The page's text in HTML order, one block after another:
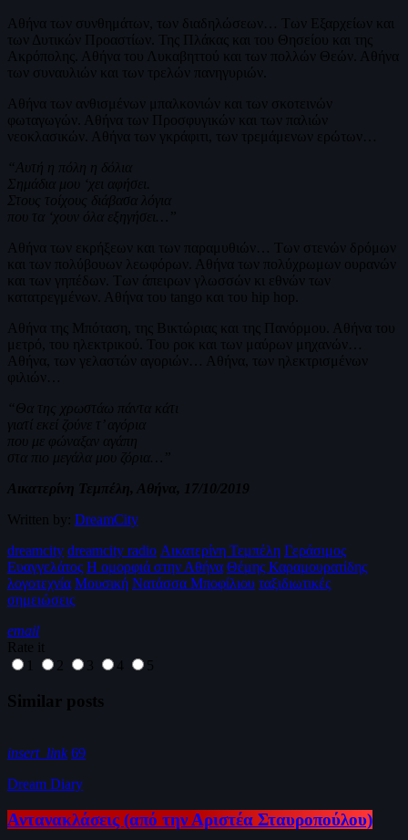
Αθήνα των συνθημάτων, των διαδηλώσεων… Των Εξαρχείων και
των Δυτικών Προαστίων. Της Πλάκας και του Θησείου και της
Ακρόπολης. Αθήνα του Λυκαβηττού και των πολλών Θεών. Αθήνα
των συναυλιών και των τρελών πανηγυριών.
Αθήνα των ανθισμένων μπαλκονιών και των σκοτεινών
φωταγωγών. Αθήνα των Προσφυγικών και των παλιών
νεοκλασικών. Αθήνα των γκράφιτι, των τρεμάμενων ερώτων…
“Αυτή η πόλη η δόλια
Σημάδια μου ‘χει αφήσει.
Στους τοίχους διάβασα λόγια
που τα ‘χουν όλα εξηγήσει…”
Αθήνα των εκρήξεων και των παραμυθιών… Των στενών δρόμων
και των πολύβουων λεωφόρων. Αθήνα των πολύχρωμων ουρανών
και των γηπέδων. Των άπειρων γλωσσών κι εθνών των
κατατρεγμένων. Αθήνα του tango και του hip hop.
Αθήνα της Μπόταση, της Βικτώριας και της Πανόρμου. Αθήνα του
μετρό, του ηλεκτρικού. Του ροκ και των μαύρων μηχανών…
Αθήνα, των γελαστών αγοριών… Αθήνα, των ηλεκτρισμένων
φιλιών…
“Θα της χρωστάω πάντα κάτι
γιατί εκεί ζούνε τ’ αγόρια
που με φώναξαν αγάπη
στα πιο μεγάλα μου ζόρια…”
Αικατερίνη Τεμπέλη, Αθήνα, 17/10/2019
Written by: DreamCity
dreamcity dreamcity radio Αικατερίνη Τεμπέλη Γεράσιμος
Ευαγγελάτος Η ομορφιά στην Αθήνα Θέμης Καραμουρατίδης
λογοτεχνία Μουσική Νατάσσα Μποφίλιου ταξιδιωτικές
σημειώσεις
email
Rate it
1
2 3 4 5
Similar posts
insert_link 69
Dream Diary
Αντανακλάσεις (από την Αριστέα Σταυροπούλου)